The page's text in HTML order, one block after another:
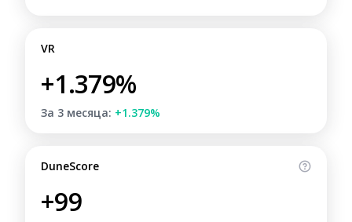
VR
+1.379%
За 3 месяца: +1.379%
DuneScore
+99